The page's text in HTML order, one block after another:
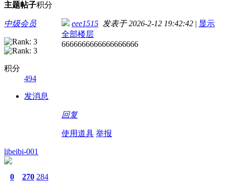
主题帖子积分
中级会员
积分
494
发消息
eee1515 发表于 2026-2-12 19:42:42 | 显示
全部楼层
6666666666666666666
回复
使用道具 举报
libeibi-001
0 270 284